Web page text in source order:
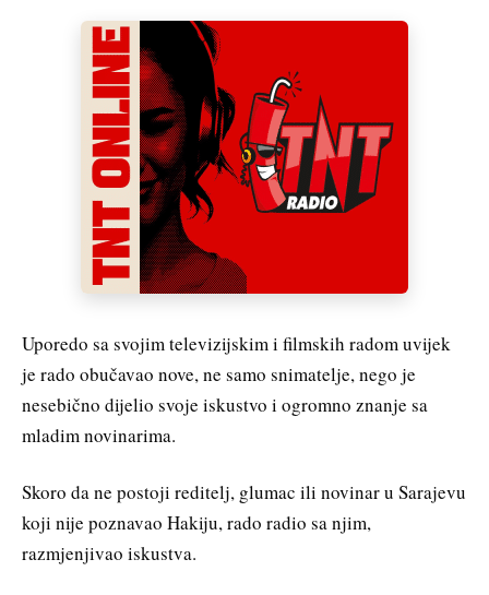
Uporedo sa svojim televizijskim i filmskih radom uvijek
je rado obučavao nove, ne samo snimatelje, nego je
nesebično dijelio svoje iskustvo i ogromno znanje sa
mladim novinarima.
Skoro da ne postoji reditelj, glumac ili novinar u Sarajevu
koji nije poznavao Hakiju, rado radio sa njim,
razmjenjivao iskustva.